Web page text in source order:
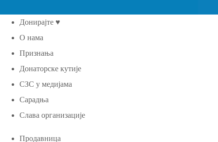
Донирајте ♥
О нама
Признања
Донаторске кутије
СЗС у медијама
Сарадња
Слава организације
Продавница